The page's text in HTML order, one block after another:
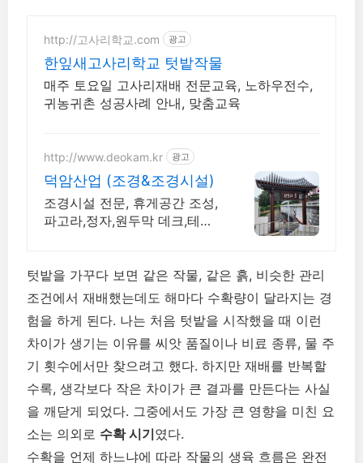
http://고사리학교.com 광고
한잎새고사리학교 텃밭작물
매주 토요일 고사리재배 전문교육, 노하우전수,
귀농귀촌 성공사례 안내, 맞춤교육
http://www.deokam.kr 광고
덕암산업 (조경&조경시설)
조경시설 전문, 휴게공간 조성,
파고라,정자,원두막 데크,테이
텃밭을 가꾸다 보면 같은 작물, 같은 흙, 비슷한 관리
조건에서 재배했는데도 해마다 수확량이 달라지는 경
험을 하게 된다. 나는 처음 텃밭을 시작했을 때 이런
차이가 생기는 이유를 씨앗 품질이나 비료 종류, 물 주
기 횟수에서만 찾으려고 했다. 하지만 재배를 반복할
수록, 생각보다 작은 차이가 큰 결과를 만든다는 사실
을 깨닫게 되었다. 그중에서도 가장 큰 영향을 미친 요
소는 의외로 수확 시기였다.
수확을 언제 하느냐에 따라 작물의 생육 흐름은 완전